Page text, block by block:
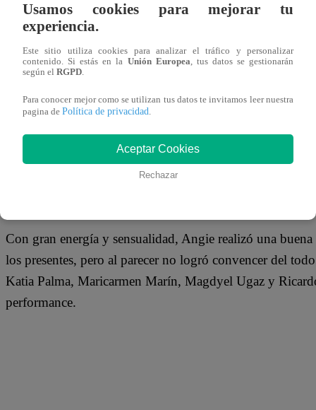
Redacción Latina
30 de noviembre 2018
Angerlyn Mendoza, la imitadora de Thalía. En esta
importa”, uno de los más populares de la artista
Con gran energía y sensualidad, Angie realizó una
los presentes, pero al parecer no logró convencer del
Katia Palma, Maricarmen Marín, Magdyel Ugaz y
performance.
Usamos cookies para mejorar tu
experiencia.
Este sitio utiliza cookies para analizar el tráfico y personalizar
contenido. Si estás en la Unión Europea, tus datos se gestionarán
según el RGPD.
Para conocer mejor como se utilizan tus datos te invitamos leer nuestra
pagina de Política de privacidad.
Aceptar Cookies
Rechazar